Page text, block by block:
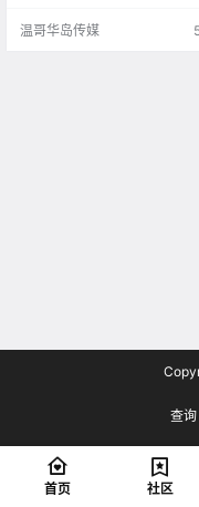
温哥华岛传媒
查
首页 社区